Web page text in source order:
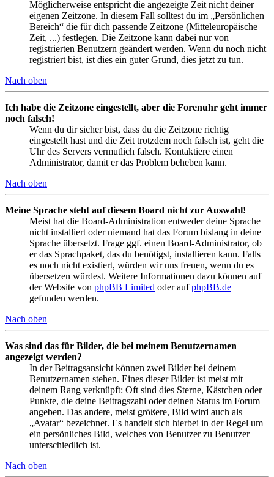
Möglicherweise entspricht die angezeigte Zeit nicht deiner
eigenen Zeitzone. In diesem Fall solltest du im „Persönlichen
Bereich“ die für dich passende Zeitzone (Mitteleuropäische
Zeit, ...) festlegen. Die Zeitzone kann dabei nur von
registrierten Benutzern geändert werden. Wenn du noch nicht
registriert bist, ist dies ein guter Grund, dies jetzt zu tun.
Nach oben
Ich habe die Zeitzone eingestellt, aber die Forenuhr geht immer
noch falsch!
Wenn du dir sicher bist, dass du die Zeitzone richtig
eingestellt hast und die Zeit trotzdem noch falsch ist, geht die
Uhr des Servers vermutlich falsch. Kontaktiere einen
Administrator, damit er das Problem beheben kann.
Nach oben
Meine Sprache steht auf diesem Board nicht zur Auswahl!
Meist hat die Board-Administration entweder deine Sprache
nicht installiert oder niemand hat das Forum bislang in deine
Sprache übersetzt. Frage ggf. einen Board-Administrator, ob
er das Sprachpaket, das du benötigst, installieren kann. Falls
es noch nicht existiert, würden wir uns freuen, wenn du es
übersetzen würdest. Weitere Informationen dazu können auf
der Website von phpBB Limited oder aufphpBB.de
gefunden werden.
Nach oben
Was sind das für Bilder, die bei meinem Benutzernamen
angezeigt werden?
In der Beitragsansicht können zwei Bilder bei deinem
Benutzernamen stehen. Eines dieser Bilder ist meist mit
deinem Rang verknüpft: Oft sind dies Sterne, Kästchen oder
Punkte, die deine Beitragszahl oder deinen Status im Forum
angeben. Das andere, meist größere, Bild wird auch als
„Avatar“ bezeichnet. Es handelt sich hierbei in der Regel um
ein persönliches Bild, welches von Benutzer zu Benutzer
unterschiedlich ist.
Nach oben